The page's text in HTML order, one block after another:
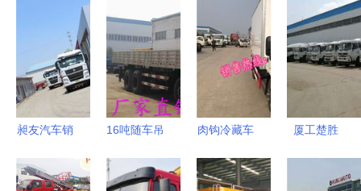
昶友汽车销
汽总代理与
16吨随车吊
高效作业的
肉钩冷藏车
厂家与价格
厦工楚胜
用汽车有限